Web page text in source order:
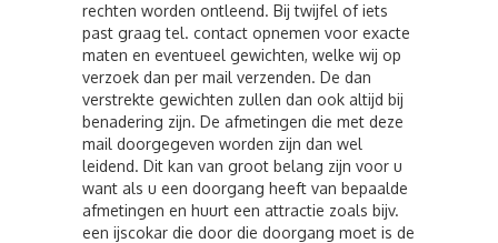
rechten worden ontleend. Bij twijfel of iets
past graag tel. contact opnemen voor exacte
maten en eventueel gewichten, welke wij op
verzoek dan per mail verzenden. De dan
verstrekte gewichten zullen dan ook altijd bij
benadering zijn. De afmetingen die met deze
mail doorgegeven worden zijn dan wel
leidend. Dit kan van groot belang zijn voor u
want als u een doorgang heeft van bepaalde
afmetingen en huurt een attractie zoals bijv.
een ijscokar die door die doorgang moet is de